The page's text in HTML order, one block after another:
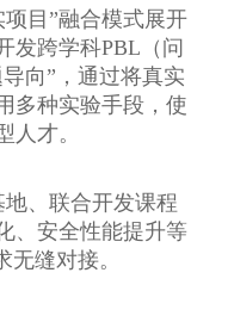
目”融合模式展开
发跨学科PBL（问
向”，通过将真实
多种实验手段，使
才。
、联合开发课程
、安全性能提升等
缝对接。